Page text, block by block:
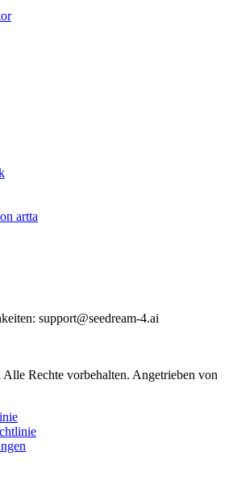
artta
support@seedream-4.ai
Rechte vorbehalten. Angetrieben von